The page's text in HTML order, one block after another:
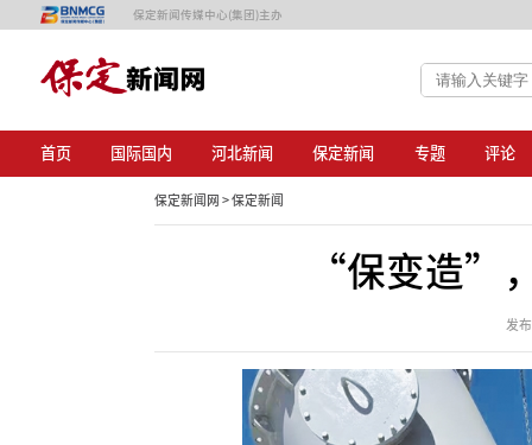
保定新闻传媒中心(集团)主办
首页 国际国内 河北新闻 保定新闻 专题 评论
保定新闻网 >保定新闻
“保变造”
发